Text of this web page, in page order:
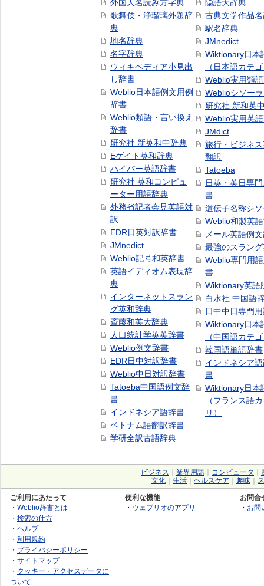
外国人名読み方字典
歌舞伎・浄瑠璃外題辞
典
地名辞典
名字辞典
ウィキペディア小見出
し辞書
Weblio日本語例文用例
辞書
Weblio類語・言い換え
辞書
研究社 新英和中辞典
Eゲイト英和辞典
ハイパー英語辞書
研究社 英和コンピュ
ーター用語辞典
外務省記者会見英語対
訳
EDR日英対訳辞書
JMnedict
Weblio記号和英辞書
英語イディオム表現辞
典
インターネットスラン
グ英和辞典
斎藤和英大辞典
人口統計学英英辞書
Weblio例文辞書
EDR日中対訳辞書
Weblio中日対訳辞書
Tatoeba中国語例文辞
書
インドネシア語辞書
ベトナム語翻訳辞書
学研全訳古語辞典
隠語大辞典
古典文学作品
駅名辞典
JMnedict
Wiktionary日本
（日本語カテ
Weblio実用類
Weblioシソー
研究社 新和英
Weblio実用英
JMdict
旅行・ビジネ
翻訳
Tatoeba
日英・英日専
書
遺伝子名称シ
Weblio和製英
メール英語例
最強のスラン
Weblio専門用
書
Wiktionary英語
白水社 中国語
日中中日専門
Wiktionary日本
（中国語カテ
韓国語単語辞書
インドネシア
書
Wiktionary日本
（フランス語
リ）
ビジネス 業界用語 コンピュータ
文化
生活 ヘルスケア 趣味
ご利用にあたって
・ Weblio辞書とは
・ 検索の仕方
・ ヘルプ
・ 利用規約
・ プライバシーポリシー
・ サイトマップ
・ クッキー・アクセスデータに
ついて
便利な機能
・ ウェブリオのアプリ
お問合
・ お問